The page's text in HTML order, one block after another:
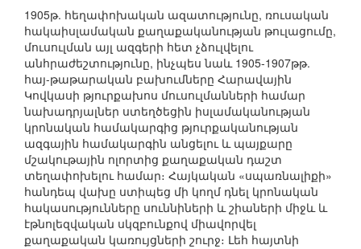
1905թ. հեղափոխական ազատությունը, ռուսական
հակաիսլամական քաղաքականության թուլացումը,
մուսուլման այլ ազգերի հետ չձուլվելու
անհրաժեշտությունը, ինչպես նաև 1905-1907թթ.
հայ-թաթարական բախումները Հարավային
Կովկասի թյուրքախոս մուսուլմանների համար
նախադրյալներ ստեղծեցին իսլամականության
կրոնական համակարգից թյուրքականության
ազգային համակարգին անցելու և պայքարը
մշակութային ոլորտից քաղաքական դաշտ
տեղափոխելու համար։ Հայկական «սպառնալիքի»
հանդեպ վախը ստիպեց մի կողմ դնել կրոնական
հակասությունները սուննիների և շիաների միջև և
էթնոլեզվական սկզբունքով միավորվել
քաղաքական կառույցների շուրջ։ Լեհ հայտնի